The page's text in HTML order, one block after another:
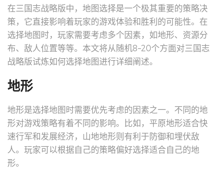
在三国志战略版中，地图选择是一个极其重要的策略决
策，它直接影响着玩家的游戏体验和胜利的可能性。在
选择地图时，玩家需要考虑多个因素，如地形、资源分
布、敌人位置等等。本文将从随机8-20个方面对三国志
战略版试炼如何选择地图进行详细阐述。
地形
地形是选择地图时需要优先考虑的因素之一。不同的地
形对游戏策略有着不同的影响。比如，平原地形适合快
速行军和发展经济，山地地形则有利于防御和埋伏敌
人。玩家可以根据自己的策略偏好选择适合自己的地
形。